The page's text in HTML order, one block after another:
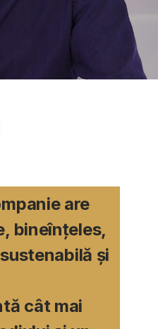
are
bineînțeles,
și
cât mai